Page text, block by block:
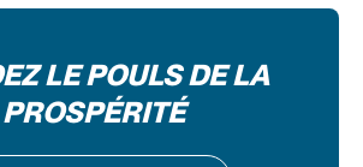
LE POULS DE LA
PROSPÉRITÉ